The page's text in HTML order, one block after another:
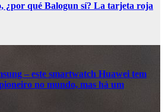
¿por qué Balogun sí? La tarjeta roja
– este smartwatch Huawei tem
no mundo, mas há um